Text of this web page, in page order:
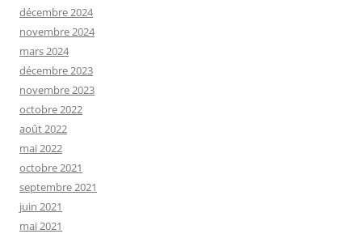
décembre 2024
novembre 2024
mars 2024
décembre 2023
novembre 2023
octobre 2022
août 2022
mai 2022
octobre 2021
septembre 2021
juin 2021
mai 2021